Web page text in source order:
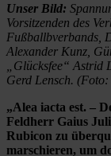
Unser Bild:
Vorsitzenden des
Fußballbverbands,
Alexander Kunz,
„Glücksfee“ Astrid
Gerd Lensch.
„Alea iacta est. –
Feldherr Gaius
Rubicon zu
marschieren, um